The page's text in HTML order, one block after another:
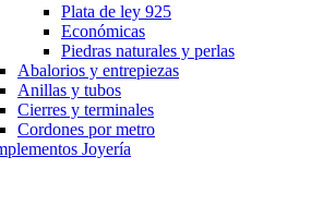
Plata de ley 925
Económicas
Piedras naturales y perlas
Abalorios y entrepiezas
Anillas y tubos
Cierres y terminales
Cordones por metro
Joyería